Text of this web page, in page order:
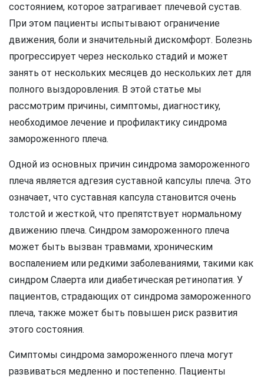
состоянием, которое затрагивает плечевой сустав.
При этом пациенты испытывают ограничение
движения, боли и значительный дискомфорт. Болезнь
прогрессирует через несколько стадий и может
занять от нескольких месяцев до нескольких лет для
полного выздоровления. В этой статье мы
рассмотрим причины, симптомы, диагностику,
необходимое лечение и профилактику синдрома
замороженного плеча.
Одной из основных причин синдрома замороженного
плеча является адгезия суставной капсулы плеча. Это
означает, что суставная капсула становится очень
толстой и жесткой, что препятствует нормальному
движению плеча. Синдром замороженного плеча
может быть вызван травмами, хроническим
воспалением или редкими заболеваниями, такими как
синдром Слаерта или диабетическая ретинопатия. У
пациентов, страдающих от синдрома замороженного
плеча, также может быть повышен риск развития
этого состояния.
Симптомы синдрома замороженного плеча могут
развиваться медленно и постепенно. Пациенты